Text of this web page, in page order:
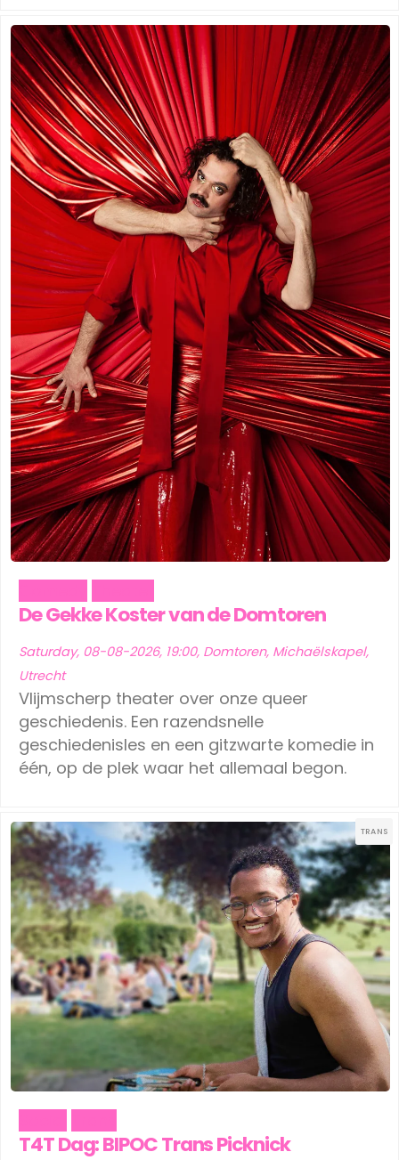
Schiedam (1)
Tilburg (1)
Vinkeveen (1)
Eindhoven (1)
Geldermalsen (1)
Leerdam (1)
Leeuwarden (1)
Schiedam (1)
Tilburg (1)
Vinkeveen
De Gekke Koster van de Domtoren
Saturday, 08-08-2026, 19:00, Domtoren, Michaëlskapel,
Utrecht
Vlijmscherp theater over onze queer
geschiedenis. Een razendsnelle
geschiedenisles en een gitzwarte komedie in
één, op de plek waar het allemaal begon.
TRANS
T4T Dag: BIPOC Trans Picknick